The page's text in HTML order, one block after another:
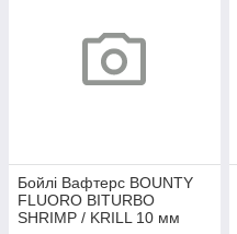
Бойлі Вафтерс BOUNTY
FLUORO BITURBO
SHRIMP / KRILL 10 мм